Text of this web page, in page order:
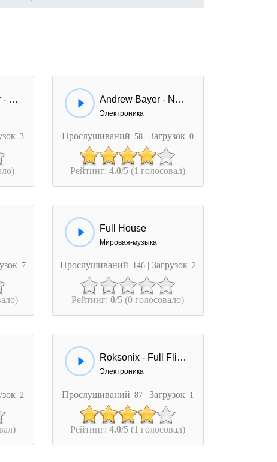
Czerwone Gitary - Mija Rok Flute
3
Andrew Bayer - Need Your Love (Phonat Remix)
Электроника
Прослушиваний 58 | Загрузок 0
Рейтинг:4.0/5 (1 голосовал)
7
Full House
Мировая-музыка
Прослушиваний 146 | Загрузок 2
Рейтинг:0/5 (0 голосовало)
2
Roksonix - Full Flight
Электроника
Прослушиваний 87 | Загрузок 1
Рейтинг:4.0/5 (1 голосовал)